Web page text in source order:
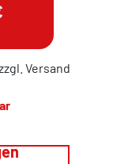
Versand